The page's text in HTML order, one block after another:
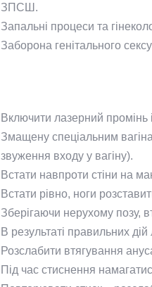
ЗПСШ.
Запальні процеси та
Заборона генітального
Включити лазерний промінь
Змащену спеціальним
звуження входу у вагіну).
Встати навпроти стіни на
Встати рівно, ноги
Зберігаючи нерухому позу,
В результаті правильних
Розслабити втягування
Під час стиснення